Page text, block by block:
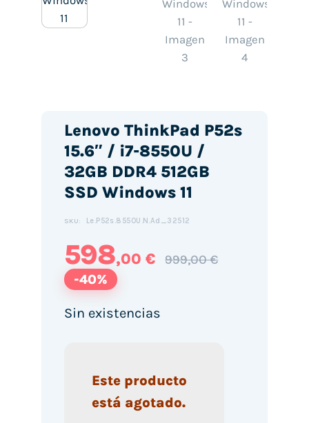
Lenovo ThinkPad P52s
15.6″ / i7-8550U /
32GB DDR4 512GB
SSD Windows 11
SKU: Le.P52s.8550U.N.Ad_32512
598,00 € 999,00 €
-40%
Sin existencias
Este producto
está agotado.